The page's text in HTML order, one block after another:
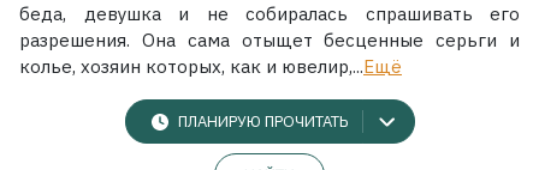
беда, девушка и не собиралась спрашивать его
разрешения. Она сама отыщет бесценные серьги и
колье, хозяин которых, как и ювелир,...Ещё
ПЛАНИРУЮ ПРОЧИТАТЬ